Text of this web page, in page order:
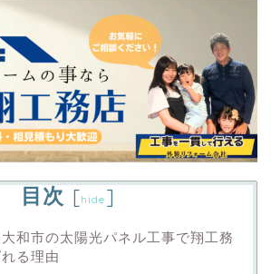
目次 [hide ]
和市の太陽光パネル工事で翔工務
る理由